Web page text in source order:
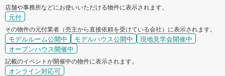
店舗や事務所などにお使いいただける物件に表示されます。
元付
その物件の元付業者（売主から直接依頼を受けている会社）に表示されます。
モデルルーム公開中 モデルハウス公開中
現地見学会開催中
オープンハウス開催中
記載のイベントが開催中の物件に表示されます。
オンライン対応可